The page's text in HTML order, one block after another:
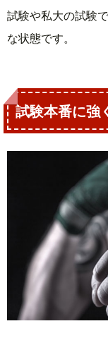
試験や私大の試験
な状態です。
試験本番に強